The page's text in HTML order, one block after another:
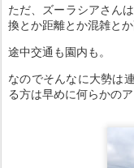
ただ、ズーラシアさん
換とか距離とか混雑とか
途中交通も園内も。
なのでそんなに大勢は
る方は早めに何らかの